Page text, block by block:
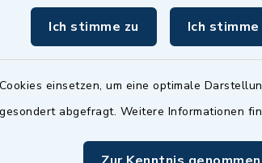
Ich stimme zu Ich
einsetzen, um eine optimale
abgefragt. Weitere Informationen